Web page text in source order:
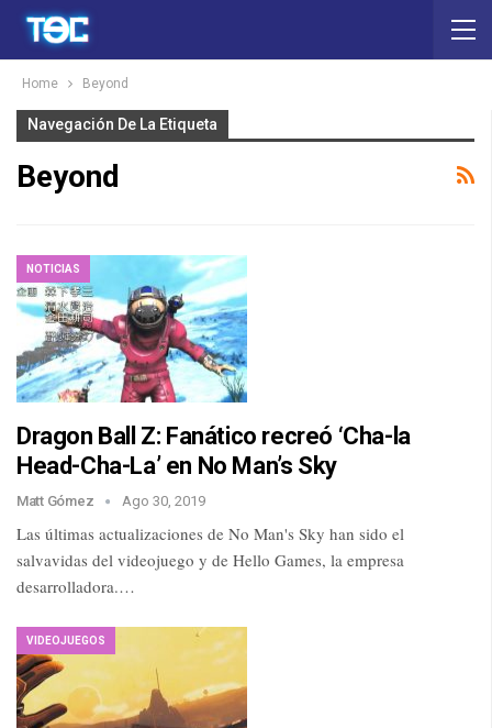
Home Beyond
Navegación De La Etiqueta
Beyond
NOTICIAS
Dragon Ball Z: Fanático recreó ‘Cha-la
Head-Cha-La’ en No Man’s Sky
Matt Gómez Ago 30, 2019
Las últimas actualizaciones de No Man's Sky han sido el
salvavidas del videojuego y de Hello Games, la empresa
desarrolladora.…
VIDEOJUEGOS